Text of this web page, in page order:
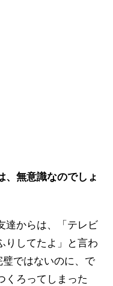
無意識なのでしょ
達からは、「テレビ
りしてたよ」と言わ
ではないのに、で
くろってしまった